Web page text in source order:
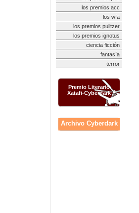
los premios acc
los wfa
los premios pulitzer
los premios ignotus
ciencia ficción
fantasía
terror
Premio Literario
Xatafi-Cyberdark
Archivo Cyberdark